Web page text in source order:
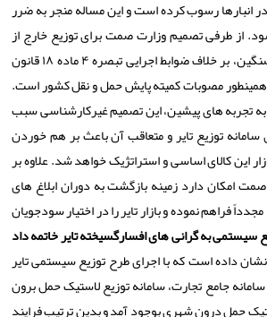
انبارها رسوب کرده است و این مساله منجر به ضرر
از طرفی تصمیم وزارت صمت برای توزیع خارج از
شبکه بخشی از تایرهای سنگین، بر خلاف ضوابط اجرایی تبصره ۴ ماده ۱۸ قانون
و همینطور مصوبات کمیته پایش حمل و نقل کشور است.
تجربه های پیشین، این تصمیم غیرکارشناسی سبب
توزیع تایر و متعاقب آن باعث بر هم خوردن
این کالای اساسی و استراتژیک خواهد شد. علاوه بر
امکان دارد زمینه بازگشت به دوران ابلاغ های
فراهم نموده و بازار تایر را در اختیار سودجویان
به گرانی های افسارگسیخته تایر خاتمه داد
داده است که با اجرای طرح توزیع سیستمی تایر
جامع تجارت، سامانه توزیع لاستیک حمل برون
حمل درون شهری بوجود آمد و بدین ترتیب فرایند